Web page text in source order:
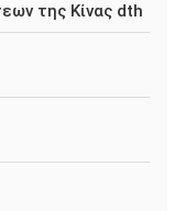
της Κίνας dth